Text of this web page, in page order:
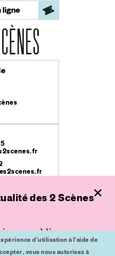
ligne
des 2 Scènes
jeune public,
d'informations
d'utilisation à l'aide de
vous nous autorisez à